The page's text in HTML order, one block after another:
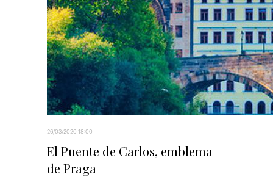
26/03/2020 18:00
El Puente de Carlos, emblema
de Praga